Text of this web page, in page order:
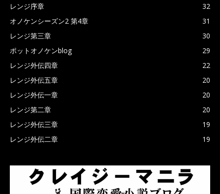
レンジ序章
32
オノケンシーズン2 第4章
31
レンジ第三章
30
ポットオノケンblog
29
レンジ外伝四章
22
レンジ外伝五章
20
レンジ外伝一章
20
レンジ第二章
20
レンジ外伝三章
19
レンジ外伝二章
19